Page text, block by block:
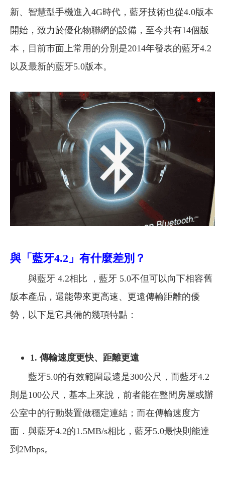
新、智慧型手機進入4G時代，藍牙技術也從4.0版本
開始，致力於優化物聯網的設備， 至今共有14個版
本 ，目前市面上常用的分別是2014年發表的藍牙4.2
以及最新的藍牙5.0版本。
與「藍牙4.2」有什麼差別？
與藍牙 4.2相比 ，藍牙 5.0不但可以向下相容舊
版本產品，還能帶來更高速、更遠傳輸距離的優
勢， 以下是它具備的幾項特點：
1. 傳輸速度更快、距離更遠
藍牙5.0的有效範圍最遠是300公尺，而藍牙4.2
則是100公尺，基本上來說，前者能在整間房屋或辦
公室中的行動裝置做穩定連結；而在傳輸速度方
面．與藍牙4.2的1.5MB/s相比，藍牙5.0最快則能達
到2Mbps。